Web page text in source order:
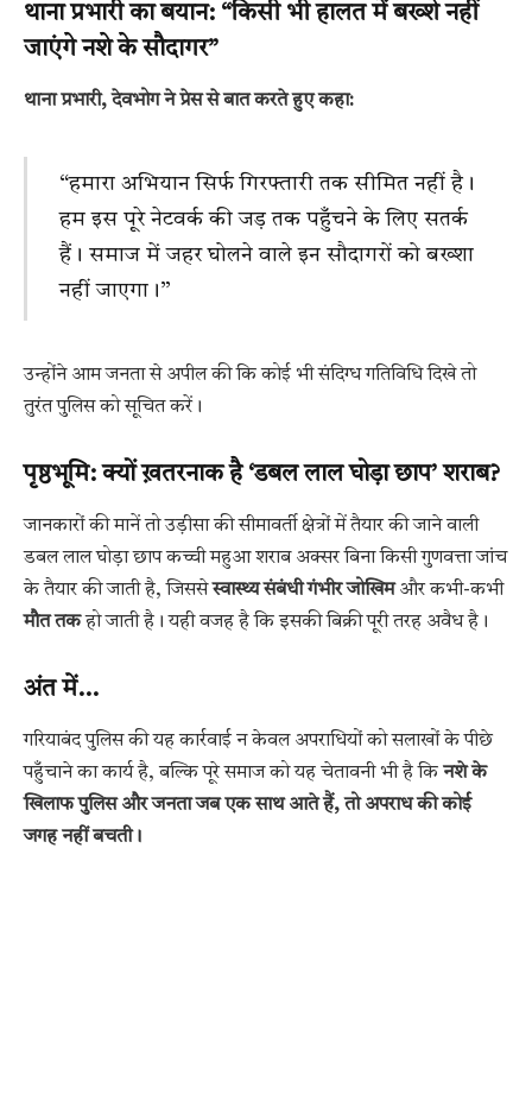
थाना प्रभारी का बयान: “किसी भी हालत में बख्शे नहीं
जाएंगे नशे के सौदागर”
थाना प्रभारी, देवभोग ने प्रेस से बात करते हुए कहा:
“हमारा अभियान सिर्फ गिरफ्तारी तक सीमित नहीं है।
हम इस पूरे नेटवर्क की जड़ तक पहुँचने के लिए सतर्क
हैं। समाज में जहर घोलने वाले इन सौदागरों को बख्शा
नहीं जाएगा।”
उन्होंने आम जनता से अपील की कि कोई भी संदिग्ध गतिविधि दिखे तो
तुरंत पुलिस को सूचित करें।
पृष्ठभूमि: क्यों ख़तरनाक है ‘डबल लाल घोड़ा छाप’ शराब?
जानकारों की मानें तो उड़ीसा की सीमावर्ती क्षेत्रों में तैयार की जाने वाली
डबल लाल घोड़ा छाप कच्ची महुआ शराब अक्सर बिना किसी गुणवत्ता जांच
के तैयार की जाती है, जिससेस्वास्थ्य संबंधी गंभीर जोखिमऔर कभी-कभी
मौत तकहो जाती है। यही वजह है कि इसकी बिक्री पूरी तरह अवैध है।
अंत में…
गरियाबंद पुलिस की यह कार्रवाई न केवल अपराधियों को सलाखों के पीछे
पहुँचाने का कार्य है, बल्कि पूरे समाज को यह चेतावनी भी है कि नशे के
खिलाफ पुलिस और जनता जब एक साथ आते हैं, तो अपराध की कोई
जगह नहीं बचती।